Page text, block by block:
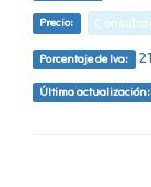
Precio:
Porcentaje de Iva:
Última actualización: